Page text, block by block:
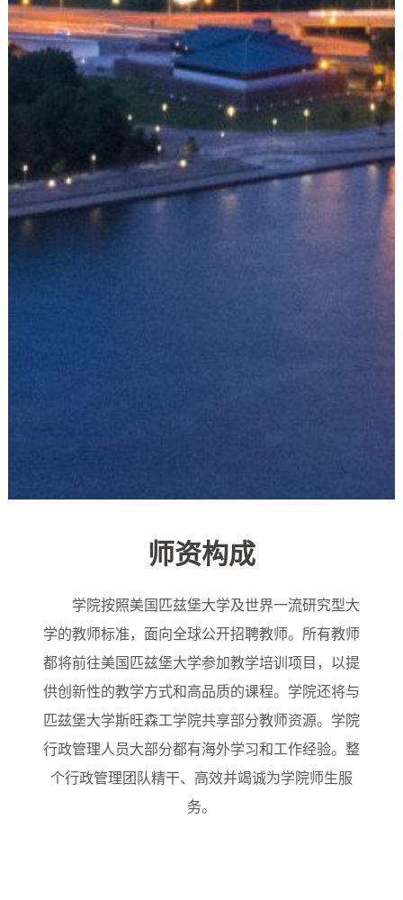
师资构成
学院按照美国匹兹堡大学及世界一流研究型大
学的教师标准，面向全球公开招聘教师。所有教师
都将前往美国匹兹堡大学参加教学培训项目，以提
供创新性的教学方式和高品质的课程。学院还将与
匹兹堡大学斯旺森工学院共享部分教师资源。学院
行政管理人员大部分都有海外学习和工作经验。整
个行政管理团队精干、高效并竭诚为学院师生服
务。